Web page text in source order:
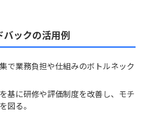
バックの活用例
で業務負担や仕組みのボトルネック
基に研修や評価制度を改善し、モチ
図る。